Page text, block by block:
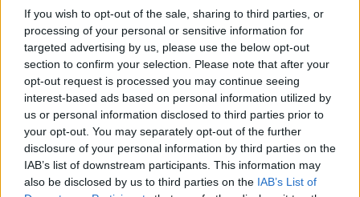
If you wish to opt-out of the sale, sharing to third parties, or
processing of your personal or sensitive information for
targeted advertising by us, please use the below opt-out
section to confirm your selection. Please note that after your
opt-out request is processed you may continue seeing
interest-based ads based on personal information utilized by
us or personal information disclosed to third parties prior to
your opt-out. You may separately opt-out of the further
disclosure of your personal information by third parties on the
IAB’s list of downstream participants. This information may
also be disclosed by us to third parties on the IAB’s List of
ΣΑ
29°
ΚΥ
29°
ΔΕ